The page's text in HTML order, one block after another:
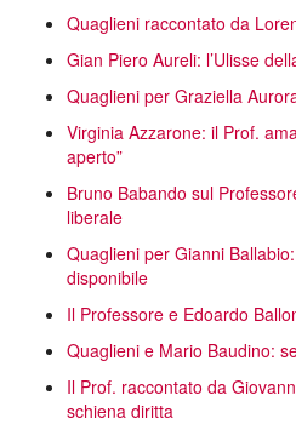
Quaglieni raccontato da
Gian Piero Aureli: l’Ulisse
Quaglieni per Graziella
Virginia Azzarone: il Prof.
aperto”
Bruno Babando sul
liberale
Quaglieni per Gianni
disponibile
Il Professore e Edoardo
Quaglieni e Mario Baudino:
Il Prof. raccontato da
schiena diritta